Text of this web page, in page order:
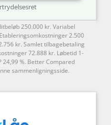
250.000 kr. Variabel
2.500
kr. Samlet tilbagebetaling
72.888 kr. Løbetid 1-
24,99 %. Better Compared
sammenligningsside.